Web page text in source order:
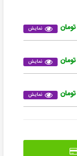
نمایش
نمایش
نمایش